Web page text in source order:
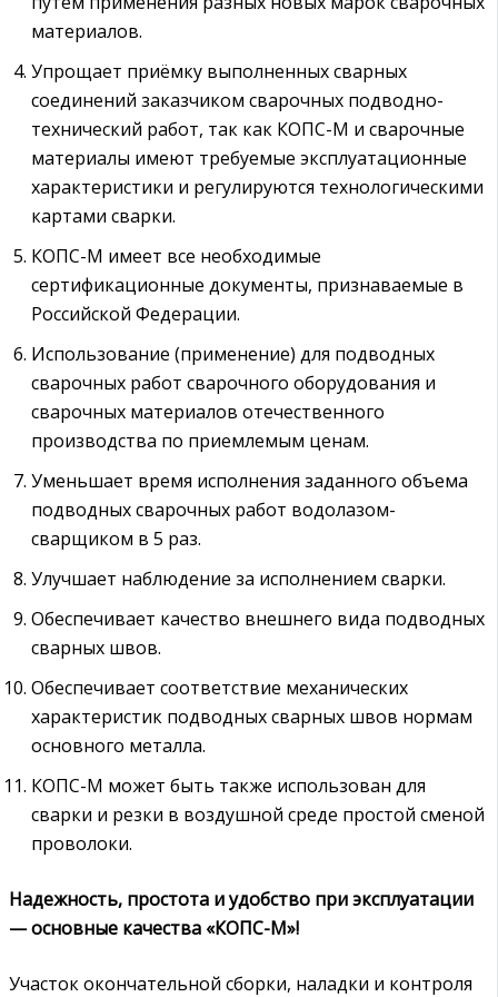
материалов.
Упрощает приёмку выполненных сварных
соединений заказчиком сварочных подводно-
технический работ, так как КОПС-М и сварочные
материалы имеют требуемые эксплуатационные
характеристики и регулируются технологическими
картами сварки.
КОПС-М имеет все необходимые
сертификационные документы, признаваемые в
Российской Федерации.
Использование (применение) для подводных
сварочных работ сварочного оборудования и
сварочных материалов отечественного
производства по приемлемым ценам.
Уменьшает время исполнения заданного объема
подводных сварочных работ водолазом-
сварщиком в 5 раз.
Улучшает наблюдение за исполнением сварки.
Обеспечивает качество внешнего вида подводных
сварных швов.
Обеспечивает соответствие механических
характеристик подводных сварных швов нормам
основного металла.
КОПС-М может быть также использован для
сварки и резки в воздушной среде простой сменой
проволоки.
Надежность, простота и удобство при эксплуатации
— основные качества «КОПС-М»!
Участок окончательной сборки, наладки и контроля